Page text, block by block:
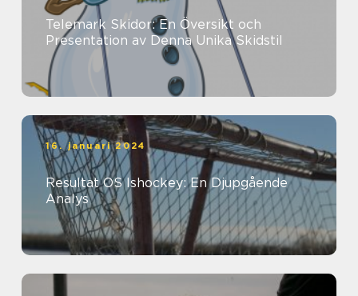
Telemark Skidor: En Översikt och
Presentation av Denna Unika Skidstil
16. januari 2024
Resultat OS Ishockey: En Djupgående
Analys